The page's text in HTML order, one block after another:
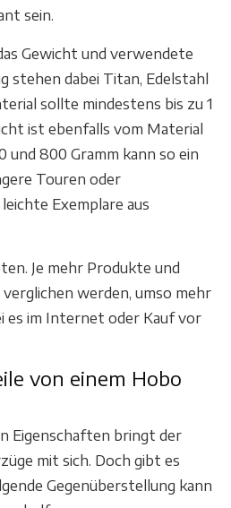
sein.
Gewicht und verwendete
stehen dabei Titan, Edelstahl
sollte mindestens bis zu 1
ist ebenfalls vom Material
und 800 Gramm kann so ein
Touren oder
Exemplare aus
Je mehr Produkte und
werden, umso mehr
es im Internet oder Kauf vor
von einem Hobo
Eigenschaften bringt der
mit sich. Doch gibt es
Gegenüberstellung kann